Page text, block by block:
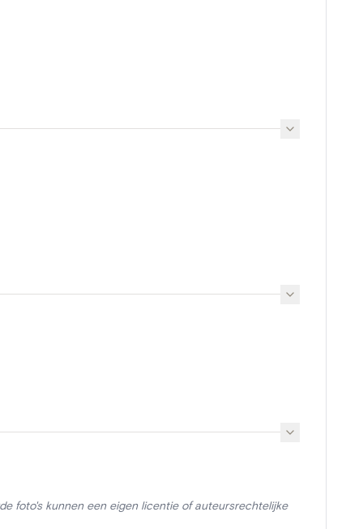
foto's kunnen een eigen licentie of auteursrechtelijke